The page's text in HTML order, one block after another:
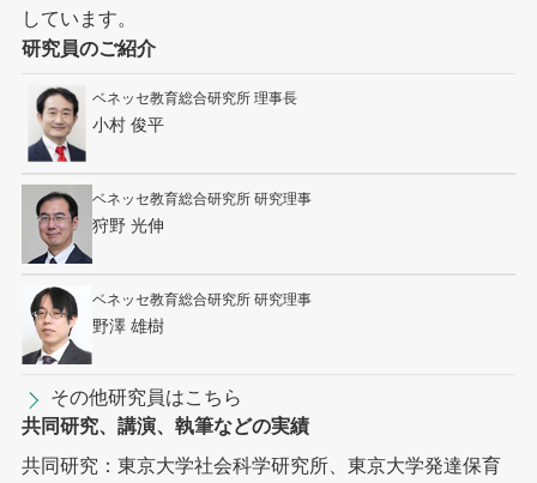
しています。
研究員のご紹介
ベネッセ教育総合研究所 理事長
小村 俊平
ベネッセ教育総合研究所 研究理事
狩野 光伸
ベネッセ教育総合研究所 研究理事
野澤 雄樹
その他研究員はこちら
共同研究、講演、執筆などの実績
共同研究：東京大学社会科学研究所、東京大学発達保育